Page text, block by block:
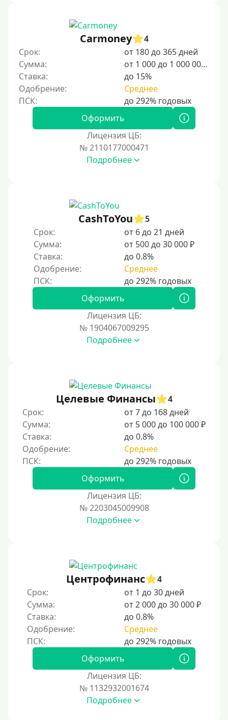
20000 руб
25000 руб
30000 руб
30000 руб на год
35000 руб
40000 руб
150000 руб
200000 руб
250000 руб
300000 руб
500000 руб
Карты банков и платежные системы
Мастеркард
Через Юнистрим (Unistream)
На Вебмани
ВТБ
Виза (Visa)
Тинькофф
На карту Кукуруза
Моментум (Momentum)
Через систему Контакт (Contact)
Золотая Корона
Через систему быстрых платежей СБП
Способы получения
Без активации сервиса
Без участия банков
Carmoney
4
Срок:
от 180 до 365 дней
Сумма:
от 1 000 до 1 000 000 ₽
Ставка:
до 15%
Одобрение:
Среднее
Оформить
Лицензия ЦБ:
№ 2110177000471
Подробнее
CashToYou
5
Срок:
от 6 до 21 дней
Сумма:
от 500 до 30 000 ₽
Ставка:
до 0.8%
Одобрение:
Среднее
Оформить
Лицензия ЦБ:
№ 1904067009295
Подробнее
Целевые Финансы
4
Срок:
от 7 до 168 дней
Сумма:
от 5 000 до 100 000 ₽
Ставка:
до 0.8%
Одобрение:
Среднее
Оформить
Лицензия ЦБ:
№ 2203045009908
Подробнее
Центрофинанс
4
Срок:
от 1 до 30 дней
Сумма:
от 2 000 до 30 000 ₽
Ставка:
до 0.8%
Одобрение:
Среднее
Оформить
Лицензия ЦБ:
№ 1132932001674
Подробнее